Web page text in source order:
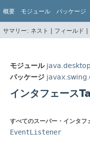
概要 モジュール パッケージ
サマリー: ネスト | フィールド |
モジュール java.desktop
パッケージ
インタフェー
すべてのスーパー・インタフ
EventListener